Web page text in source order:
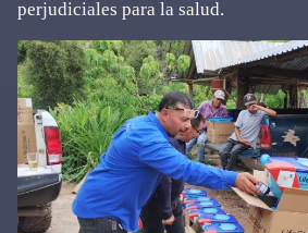
perjudiciales para la salud.